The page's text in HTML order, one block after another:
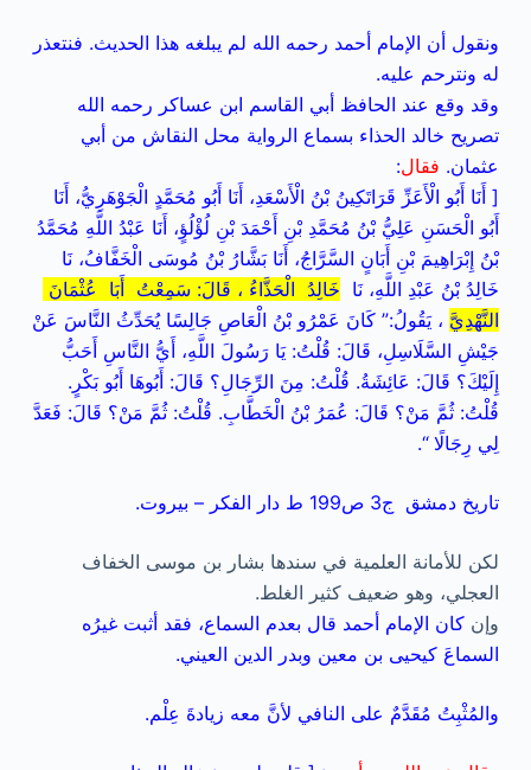
ونقول أن الإمام أحمد رحمه الله لم يبلغه هذا الحديث. فنتعذر
له ونترحم عليه.
وقد وقع عند الحافظ أبي القاسم ابن عساكر رحمه الله
تصريح خالد الحذاء بسماع الرواية محل النقاش من أبي
عثمان. فقال:
[ أَنَا أَبُو الْأَعَزِّ قَرَاتَكِينُ بْنُ الْأَسْعَدِ، أَنَا أَبُو مُحَمَّدٍ الْجَوْهَرِيُّ، أَنَا
أَبُو الْحَسَنِ عَلِيُّ بْنُ مُحَمَّدِ بْنِ أَحْمَدَ بْنِ لُؤْلُؤٍ، أَنَا عَبْدُ اللَّهِ مُحَمَّدُ
بْنُ إِبْرَاهِيمَ بْنِ أَبَانٍ السَّرَّاجُ، أَنَا بَشَّارُ بْنُ مُوسَى الْخَفَّافُ، نَا
خَالِدُ بْنُ عَبْدِ اللَّهِ، نَا خَالِدُ الْحَذَّاءُ ، قَالَ: سَمِعْتُ أَبَا عُثْمَانَ
النَّهْدِيَّ ، يَقُولُ:” كَانَ عَمْرُو بْنُ الْعَاصِ جَالِسًا يُحَدِّثُ النَّاسَ عَنْ
جَيْشِ السَّلَاسِلِ، قَالَ: قُلْتُ: يَا رَسُولَ اللَّهِ، أَيُّ النَّاسِ أَحَبُّ
إِلَيْكَ؟ قَالَ: عَائِشَةُ. قُلْتُ: مِنَ الرِّجَالِ؟ قَالَ: أَبُوهَا أَبُو بَكْرٍ.
قُلْتُ: ثُمَّ مَنْ؟ قَالَ: عُمَرُ بْنُ الْخَطَّابِ. قُلْتُ: ثُمَّ مَنْ؟ قَالَ: فَعَدَّ
لِي رِجَالًا “.
تاريخ دمشق ج3 ص199 ط دار الفكر – بيروت.
لكن للأمانة العلمية في سندها بشار بن موسى الخفاف
العجلي، وهو ضعيف كثير الغلط.
وإن كان الإمام أحمد قال بعدم السماع، فقد أثبت غيرُه
السماعَ كيحيى بن معين وبدر الدين العيني.
والمُثْبِتُ مُقَدَّمٌ على النافي لأنَّ معه زيادةَ عِلْم.